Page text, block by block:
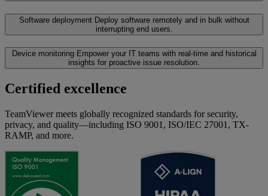
Software deployment Deploy software remotely and in bulk without
interrupting end users.
Device monitoring Empower your IT teams with real-time and historical
insights for proactive issue resolution.
Certified excellence
TeamViewer meets globally recognized standards for security,
privacy, and quality—including ISO 9001, ISO/IEC 27001, TX-
RAMP, and more.